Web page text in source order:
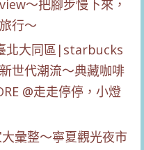
～把腳步慢下來，
行～
彙整～寧夏觀光夜市